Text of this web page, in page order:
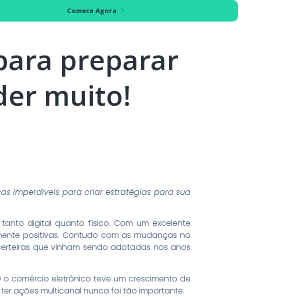
Comece Agora
preparar
muito!
imperdíveis para criar estratégias para sua
digital quanto físico. Com um excelente
positivas. Contudo com as mudanças no
que vinham sendo adotadas nos anos
o comércio eletrônico teve um crescimento de
ações multicanal nunca foi tão importante.